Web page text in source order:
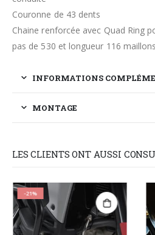
Couronne de 43 dents
Chaine renforcée avec Quad Ring
pas de 530 et longueur 116 maillons
INFORMATIONS
MONTAGE
LES CLIENTS ONT AUSSI
-21%